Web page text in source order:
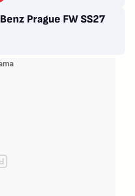
Prague FW SS27